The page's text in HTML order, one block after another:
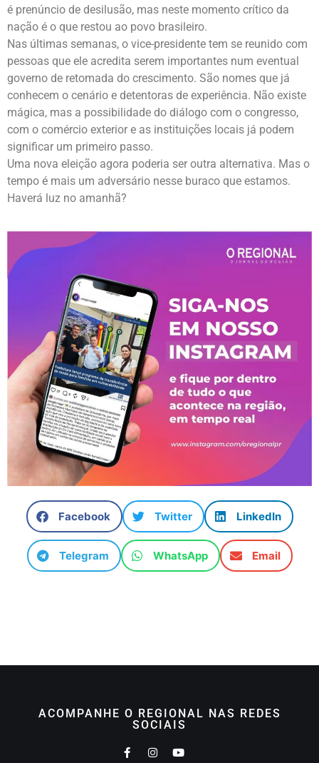
é prenúncio de desilusão, mas neste momento crítico da
nação é o que restou ao povo brasileiro.
Nas últimas semanas, o vice-presidente tem se reunido com
pessoas que ele acredita serem importantes num eventual
governo de retomada do crescimento. São nomes que já
conhecem o cenário e detentoras de experiência. Não existe
mágica, mas a possibilidade do diálogo com o congresso,
com o comércio exterior e as instituições locais já podem
significar um primeiro passo.
Uma nova eleição agora poderia ser outra alternativa. Mas o
tempo é mais um adversário nesse buraco que estamos.
Haverá luz no amanhã?
Facebook Twitter LinkedIn
Telegram WhatsApp Email
ACOMPANHE O REGIONAL NAS REDES
SOCIAIS